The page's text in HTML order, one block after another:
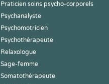
Praticien soins psycho-corporels
Psychanalyste
Psychomotricien
Psychothérapeute
Relaxologue
Sage-femme
Somatothérapeute